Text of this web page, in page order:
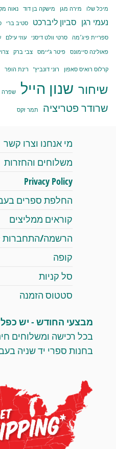
מיכל שלו מירה מגן מישקה בן דוד נאוה
נעמי רגן סביון ליברכט סטיב ברי
ספריית פיג׳מה
סרטי וולט דיסני עוזי עילם
פאולינה סיימונס
פיטר ג'יימס צבי ברק
קרלוס רואיס סאפון רוני דונביץ' רינת הופר
שיחור שנון הייל שפרה
שרודר פטריציה תמר זקס
מי אנחנו וצרו קשר
משלוחים והחזרות
Privacy Policy
החלפת ספרים
קוראים ממליצים
הרשמה/התחברות
קופה
סל קניות
סטטוס הזמנה
מבצעי החודש - יש
בחנות ספרי יד שניה